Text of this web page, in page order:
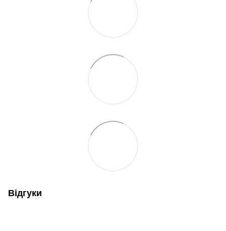
Відгуки